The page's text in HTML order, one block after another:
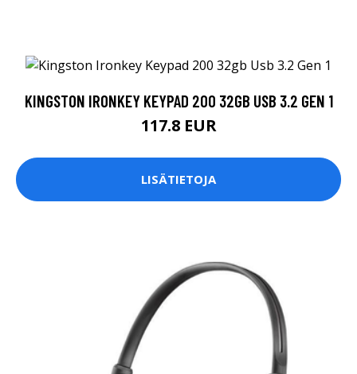
KINGSTON IRONKEY KEYPAD 200 32GB USB 3.2 GEN 1
117.8 EUR
LISÄTIETOJA